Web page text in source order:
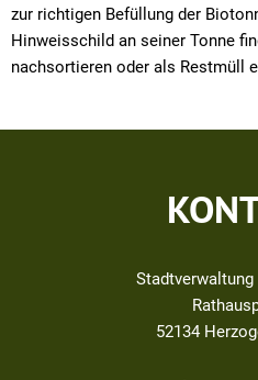
zur richtigen Befüllung der
Hinweisschild an seiner Tonne
nachsortieren oder als Restmüll
52134